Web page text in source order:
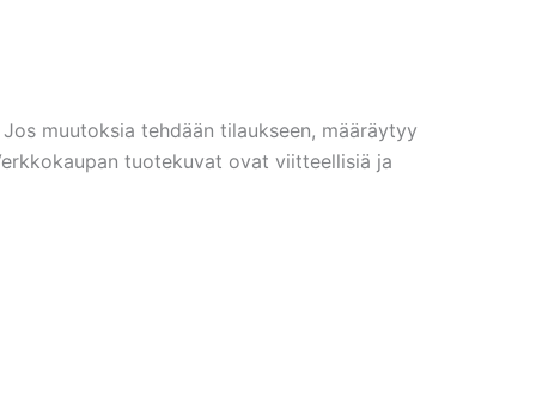
muutoksia tehdään tilaukseen, määräytyy
tuotekuvat ovat viitteellisiä ja